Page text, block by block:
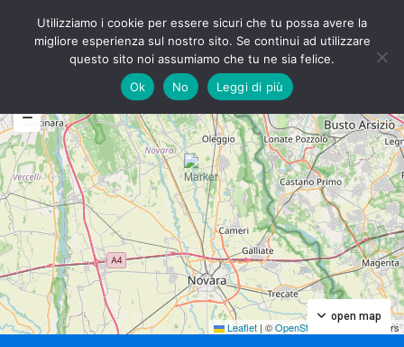
Leaflet | ©OpenStreetMap contributors
open map
My Location Fullscreen
Utilizziamo i cookie per essere sicuri che tu possa avere la
migliore esperienza sul nostro sito. Se continui ad utilizzare
questo sito noi assumiamo che tu ne sia felice.
Ok
No Leggi di più